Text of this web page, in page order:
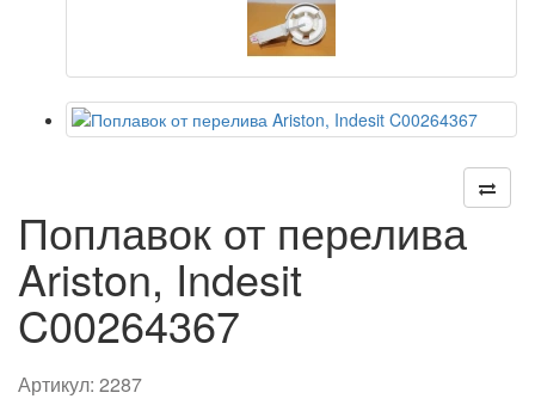
Поплавок от перелива
Ariston, Indesit
C00264367
Артикул: 2287